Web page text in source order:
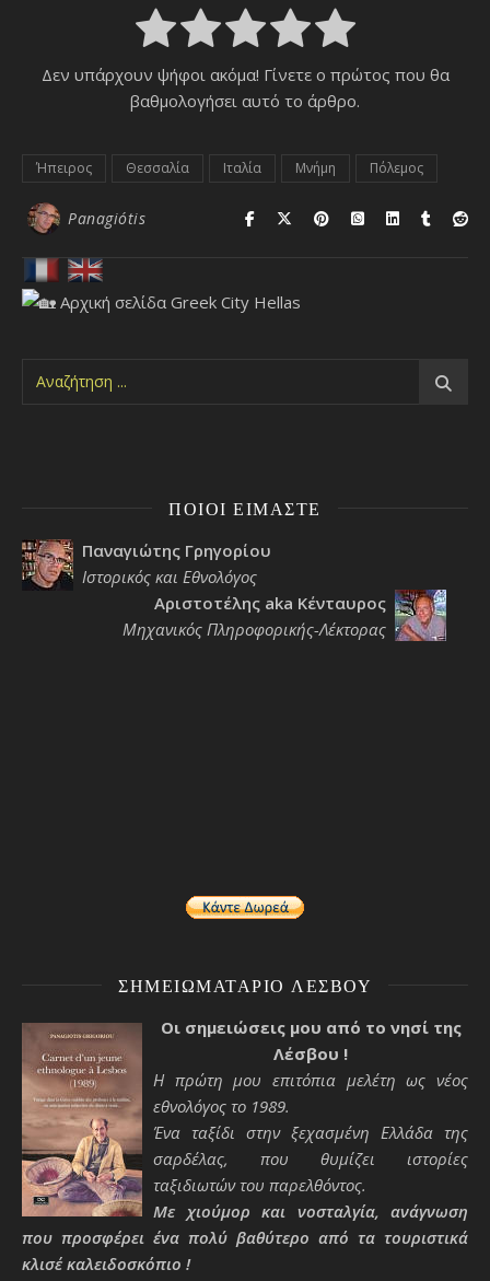
Δεν υπάρχουν ψήφοι ακόμα! Γίνετε ο πρώτος που θα
βαθμολογήσει αυτό το άρθρο.
Ήπειρος Θεσσαλία Ιταλία Μνήμη Πόλεμος
Panagiótis
ΠΟΙΟΙ ΕΊΜΑΣΤΕ
Παναγιώτης Γρηγορίου
Ιστορικός και Εθνολόγος
Αριστοτέλης aka Κένταυρος
Μηχανικός Πληροφορικής-Λέκτορας
ΣΗΜΕΙΩΜΑΤΆΡΙΟ ΛΈΣΒΟΥ
Οι σημειώσεις μου από το νησί της
Λέσβου !
Η πρώτη μου επιτόπια μελέτη ως νέος
εθνολόγος το 1989.
Ένα ταξίδι στην ξεχασμένη Ελλάδα της
σαρδέλας, που θυμίζει ιστορίες
ταξιδιωτών του παρελθόντος.
Με χιούμορ και νοσταλγία, ανάγνωση
που προσφέρει ένα πολύ βαθύτερο από τα τουριστικά
κλισέ καλειδοσκόπιο !